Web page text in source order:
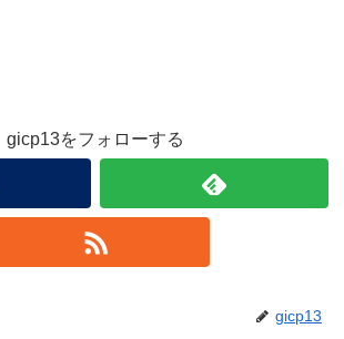
gicp13をフォローする
gicp13